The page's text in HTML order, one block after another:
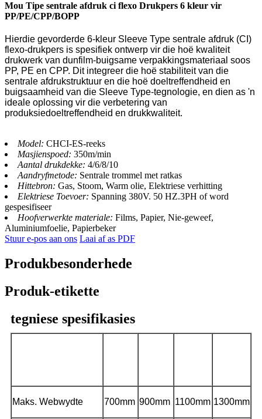
Mou Tipe sentrale afdruk ci flexo Drukpers 6 kleur vir
PP/PE/CPP/BOPP
Hierdie gevorderde 6-kleur Sleeve Type sentrale afdruk (CI)
flexo-drukpers is spesifiek ontwerp vir die hoë kwaliteit
drukwerk van dunfilm-buigsame verpakkingsmateriaal soos
PP, PE en CPP. Dit integreer die hoë stabiliteit van die
sentrale afdrukstruktuur en die hoë doeltreffendheid en
buigsaamheid van die Sleeve Type-tegnologie, en dien as 'n
ideale oplossing vir die verbetering van
produksiedoeltreffendheid en drukkwaliteit.
Model: CHCI-ES-reeks
Masjienspoed: 350m/min
Aantal drukdekke: 4/6/8/10
Aandryfmetode: Sentrale trommel met ratkas
Hittebron: Gas, Stoom, Warm olie, Elektriese verhitting
Elektriese Toevoer: Spanning 380V. 50 HZ.3PH of word
gespesifiseer
Hoofverwerkte materiale: Films, Papier, Nie-geweef,
Aluminiumfoelie, Papierbeker
Stuur e-pos aan ons Laai af as PDF
Produkbesonderhede
Produk-etikette
tegniese spesifikasies
Maks. Webwydte 700mm 900mm 1100mm 1300mm